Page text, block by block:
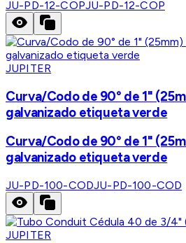
JU-PD-12-COPJU-PD-12-COP
JUPITER
Curva/Codo de 90° de 1"
galvanizado etiqueta verde
Curva/Codo de 90° de 1"
galvanizado etiqueta verde
JU-PD-100-CODJU-PD-100-COD
JUPITER